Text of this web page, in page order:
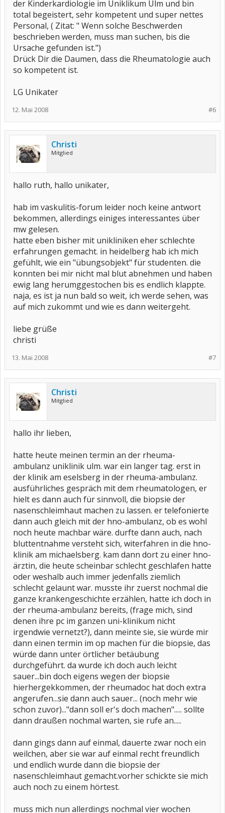
der Kinderkardiologie im Uniklikum Ulm und bin
total begeistert, sehr kompetent und super nettes
Personal, ( Zitat: " Wenn solche Beschwerden
beschrieben werden, muss man suchen, bis die
Ursache gefunden ist.")
Drück Dir die Daumen, dass die Rheumatologie auch
so kompetent ist.
LG Unikater
#6
12. Mai 2008
Christi
Mitglied
hallo ruth, hallo unikater,
hab im vaskulitis-forum leider noch keine antwort
bekommen, allerdings einiges interessantes über
mw gelesen.
hatte eben bisher mit unikliniken eher schlechte
erfahrungen gemacht. in heidelberg hab ich mich
gefühlt, wie ein "übungsobjekt" für studenten. die
konnten bei mir nicht mal blut abnehmen und haben
ewig lang herumggestochen bis es endlich klappte.
naja, es ist ja nun bald so weit, ich werde sehen, was
auf mich zukommt und wie es dann weitergeht.
liebe grüße
christi
#7
13. Mai 2008
Christi
Mitglied
hallo ihr lieben,
hatte heute meinen termin an der rheuma-
ambulanz uniklinik ulm. war ein langer tag. erst in
der klinik am eselsberg in der rheuma-ambulanz.
ausführliches gespräch mit dem rheumatologen, er
hielt es dann auch für sinnvoll, die biopsie der
nasenschleimhaut machen zu lassen. er telefonierte
dann auch gleich mit der hno-ambulanz, ob es wohl
noch heute machbar wäre. durfte dann auch, nach
bluttentnahme versteht sich, witerfahren in die hno-
klinik am michaelsberg. kam dann dort zu einer hno-
ärztin, die heute scheinbar schlecht geschlafen hatte
oder weshalb auch immer jedenfalls ziemlich
schlecht gelaunt war. musste ihr zuerst nochmal die
ganze krankengeschichte erzählen, hatte ich doch in
der rheuma-ambulanz bereits, (frage mich, sind
denen ihre pc im ganzen uni-klinikum nicht
irgendwie vernetzt?), dann meinte sie, sie würde mir
dann einen termin im op machen für die biopsie, das
würde dann unter örtlicher betäubung
durchgeführt. da wurde ich doch auch leicht
sauer...bin doch eigens wegen der biopsie
hierhergekkommen, der rheumadoc hat doch extra
angerufen...sie dann auch sauer... (noch mehr wie
schon zuvor)..."dann soll er's doch machen"..... sollte
dann draußen nochmal warten, sie rufe an.....
dann gings dann auf einmal, dauerte zwar noch ein
weilchen, aber sie war auf einmal recht freundlich
und endlich wurde dann die biopsie der
nasenschleimhaut gemacht.vorher schickte sie mich
auch noch zu einem hörtest.
muss mich nun allerdings nochmal vier wochen